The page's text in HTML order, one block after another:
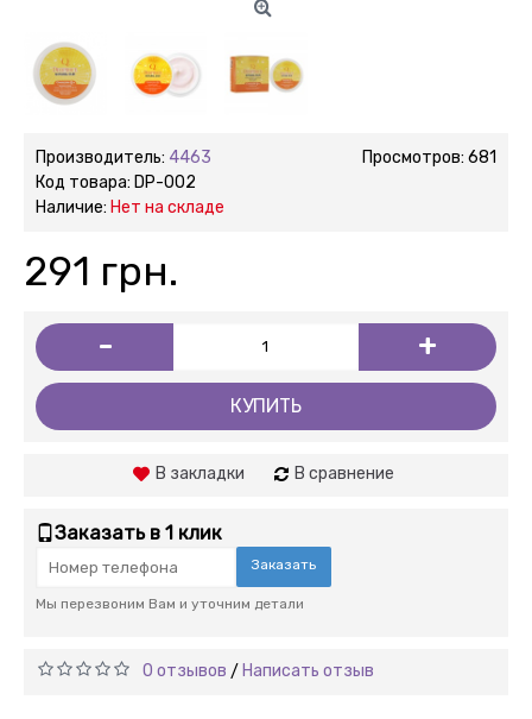
Просмотров: 681
Производитель: 4463
Код товара: DP-002
Наличие: Нет на складе
291 грн.
- +
КУПИТЬ
В закладки В сравнение
Заказать в 1 клик
Заказать
Мы перезвоним Вам и уточним детали
0 отзывов / Написать отзыв